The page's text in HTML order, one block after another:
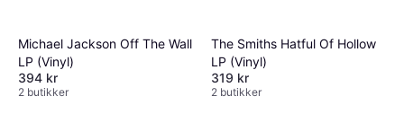
Michael Jackson Off The Wall
LP (Vinyl)
394 kr
2 butikker
The Smiths Hatful Of Hollow
LP (Vinyl)
319 kr
2 butikker